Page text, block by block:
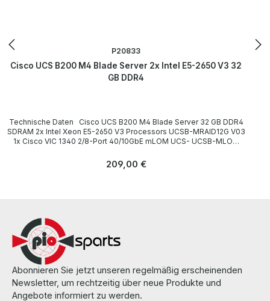
P20833
Cisco UCS B200 M4 Blade Server 2x Intel E5-2650 V3 32
GB DDR4
Technische Daten Cisco UCS B200 M4 Blade Server 32 GB DDR4
SDRAM 2x Intel Xeon E5-2650 V3 Processors UCSB-MRAID12G V03
/ Einbauplätze für Festplatten 2x 2,5" Hard drives / Festplatten none
Memory / Hauptspeicherausbau 32 GB DDR4 RAM (max 24 RAM)
Cisco UCS B200 M4 Blade Server Drivers and other software are
not included. / Treiber und Software sind nicht im Lieferumfang
enthalten The hardware has been overhauled and tested by us. Die
Hardware wurde von uns überholt und getestet. More information
and details can be found on the pages of the manufacturer.
Weitere Informationen und Details finden Sie auf den Seiten des
Herstellers. All parts are used but 100% working!!! Alle Teile sind
gebraucht aber 100 % in Ordnung!!!
Regulärer Preis:
209,00 €
Abonnieren Sie jetzt unseren regelmäßig erscheinenden
Newsletter, um rechtzeitig über neue Produkte und
Angebote informiert zu werden.